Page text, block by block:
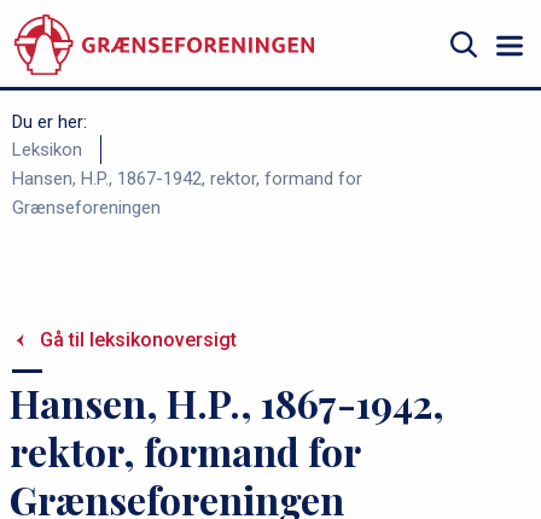
til
hovedindhold
Søg
Du er her:
Leksikon
Hansen, H.P., 1867-1942, rektor, formand for
Grænseforeningen
Gå til leksikonoversigt
Hansen, H.P., 1867-1942,
rektor, formand for
Grænseforeningen